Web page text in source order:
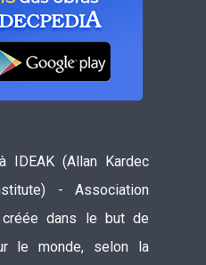
IDEAK (Allan Kardec
- Association
dans le but de
le monde, selon la